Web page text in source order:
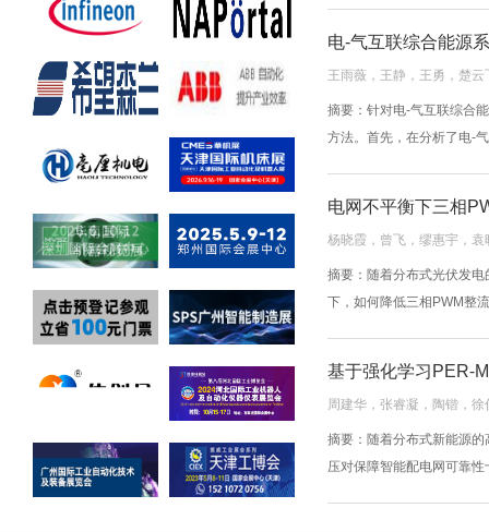
电-气互联综合能源
王雨薇，王静，王勇，楚
摘要：针对电-气互联综合
方法。首先，在分析了电-
电网不平衡下三相
杨晓霞，曾飞，缪惠宇，
摘要：随着分布式光伏发
下，如何降低三相PWM整
基于强化学习
周建华，张睿凝，陶锴，徐
摘要：随着分布式新能源
压对保障智能配电网可靠